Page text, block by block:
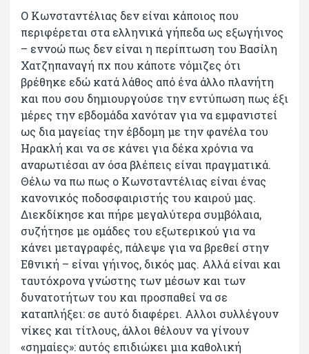
Ο Κωνσταντέλιας δεν είναι κάποιος που
περιφέρεται στα ελληνικά γήπεδα ως εξωγήινος
– εννοώ πως δεν είναι η περίπτωση του Βασίλη
Χατζηπαναγή πχ που κάποτε νόμιζες ότι
βρέθηκε εδώ κατά λάθος από ένα άλλο πλανήτη
και που σου δημιουργούσε την εντύπωση πως έξι
μέρες την εβδομάδα χανόταν για να εμφανιστεί
ως δια μαγείας την έβδομη με την φανέλα του
Ηρακλή και να σε κάνει για δέκα χρόνια να
αναρωτιέσαι αν όσα βλέπεις είναι πραγματικά.
Θέλω να πω πως ο Κωνσταντέλιας είναι ένας
κανονικός ποδοσφαιριστής του καιρού μας.
Διεκδίκησε και πήρε μεγαλύτερα συμβόλαια,
συζήτησε με ομάδες του εξωτερικού για να
κάνει μεταγραφές, πάλεψε για να βρεθεί στην
Εθνική – είναι γήινος, δικός μας. Αλλά είναι και
ταυτόχρονα γνώστης των μέσων και των
δυνατοτήτων του και προσπαθεί να σε
καταπλήξει: σε αυτό διαφέρει. Αλλοι συλλέγουν
νίκες και τίτλους, άλλοι θέλουν να γίνουν
«σημαίες»: αυτός επιδιώκει μια καθολική